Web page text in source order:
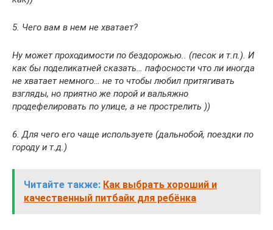
5. Чего вам в нем не хватает?
Ну может проходимости по бездорожью.. (песок и т.п.). И
как бы поделикатней сказать… пафосности что ли иногда
не хватает немного… не то чтобы любил притягивать
взгляды, но приятно же порой и вальяжно
продефелировать по улице, а не прострелить ))
6. Для чего его чаще используете (дальнобой, поездки по
городу и т.д.)
Читайте также: Как выбрать хороший и
качественный питбайк для ребёнка